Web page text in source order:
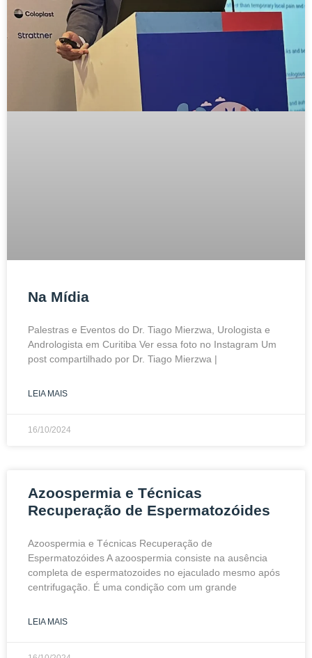
Na Mídia
Palestras e Eventos do Dr. Tiago Mierzwa, Urologista e
Andrologista em Curitiba Ver essa foto no Instagram Um
post compartilhado por Dr. Tiago Mierzwa |
LEIA MAIS
16/10/2024
Azoospermia e Técnicas
Recuperação de Espermatozóides
Azoospermia e Técnicas Recuperação de
Espermatozóides A azoospermia consiste na ausência
completa de espermatozoides no ejaculado mesmo após
centrifugação. É uma condição com um grande
LEIA MAIS